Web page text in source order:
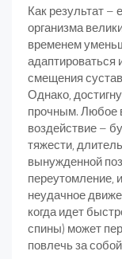
Как результат
организма
временем
адаптироваться
смещения
Однако,
прочным. Любое
воздействие –
тяжести,
вынужденной
переутомление,
неудачное
когда идет
спины) может
повлечь за